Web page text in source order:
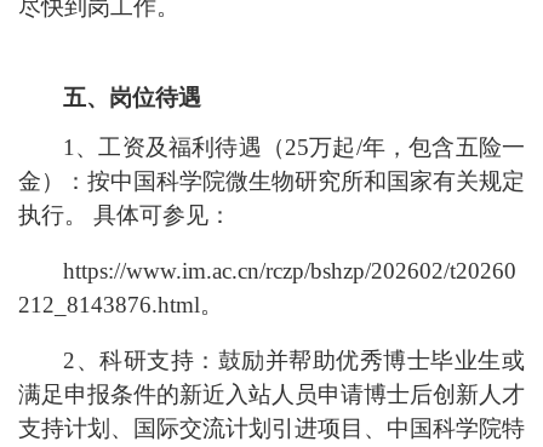
尽快到岗工作。
五、岗位待遇
1、工资及福利待遇（25万起/年，包含五险一
金）：按中国科学院微生物研究所和国家有关规定
执行。 具体可参见：
https://www.im.ac.cn/rczp/bshzp/202602/t20260
212_8143876.html。
2、科研支持：鼓励并帮助优秀博士毕业生或
满足申报条件的新近入站人员申请博士后创新人才
支持计划、国际交流计划引进项目、中国科学院特